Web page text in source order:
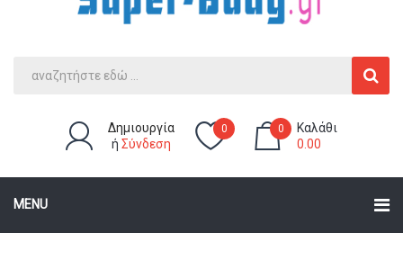
Δημιουργία
ή Σύνδεση
0 0
Καλάθι
0.00
MENU